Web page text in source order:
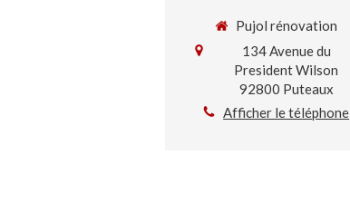
Pujol rénovation
134 Avenue du
President Wilson
92800 Puteaux
Afficher le téléphone